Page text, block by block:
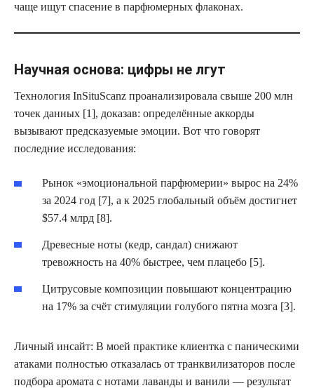
чаще ищут спасение в парфюмерных флаконах.
Научная основа: цифры не лгут
Технология InSituScanz проанализировала свыше 200 млн
точек данных [1], доказав: определённые аккорды
вызывают предсказуемые эмоции. Вот что говорят
последние исследования:
Рынок «эмоциональной парфюмерии» вырос на 24%
за 2024 год [7], а к 2025 глобальный объём достигнет
$57.4 млрд [8].
Древесные ноты (кедр, сандал) снижают
тревожность на 40% быстрее, чем плацебо [5].
Цитрусовые композиции повышают концентрацию
на 17% за счёт стимуляции голубого пятна мозга [3].
Личный инсайт: В моей практике клиентка с паническими
атаками полностью отказалась от транквилизаторов после
подбора аромата с нотами лаванды и ванили — результат